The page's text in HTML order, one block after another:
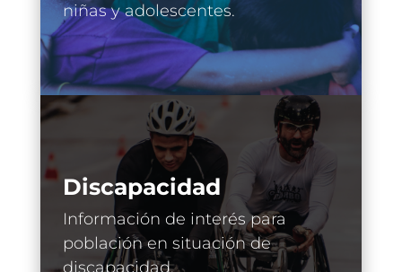
niñas y adolescentes.
Discapacidad
Información de interés para
población en situación de
discapacidad.